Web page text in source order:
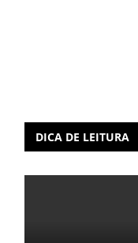
DICA DE LEITURA